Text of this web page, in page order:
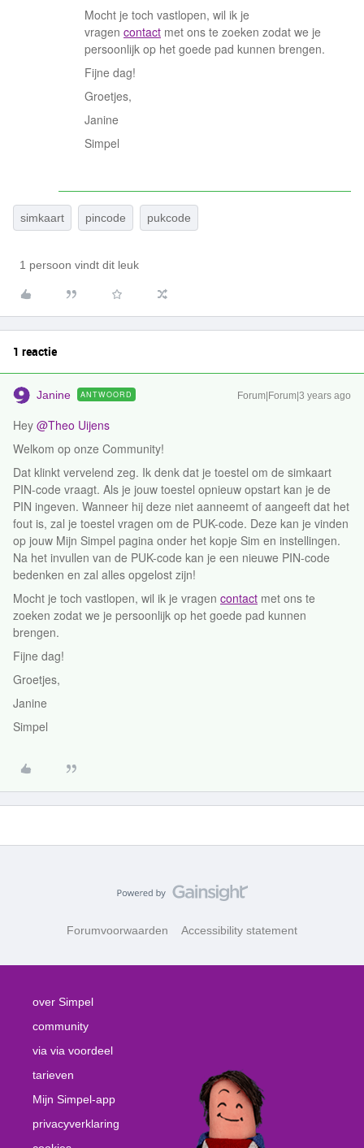
Mocht je toch vastlopen, wil ik je
vragen contact met ons te zoeken zodat we je
persoonlijk op het goede pad kunnen brengen.
Fijne dag!
Groetjes,
Janine
Simpel
simkaart pincode pukcode
1 persoon vindt dit leuk
1 reactie
Janine ANTWOORD Forum|Forum|3 years ago
Hey @Theo Uijens
Welkom op onze Community!
Dat klinkt vervelend zeg. Ik denk dat je toestel om de simkaart
PIN-code vraagt. Als je jouw toestel opnieuw opstart kan je de
PIN ingeven. Wanneer hij deze niet aanneemt of aangeeft dat het
fout is, zal je toestel vragen om de PUK-code. Deze kan je vinden
op jouw Mijn Simpel pagina onder het kopje Sim en instellingen.
Na het invullen van de PUK-code kan je een nieuwe PIN-code
bedenken en zal alles opgelost zijn!
Mocht je toch vastlopen, wil ik je vragen contact met ons te
zoeken zodat we je persoonlijk op het goede pad kunnen
brengen.
Fijne dag!
Groetjes,
Janine
Simpel
Forumvoorwaarden Accessibility statement
over Simpel
community
via via voordeel
tarieven
Mijn Simpel-app
privacyverklaring